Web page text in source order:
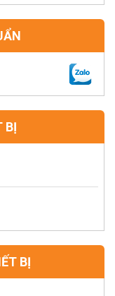
BỊ
BỊ